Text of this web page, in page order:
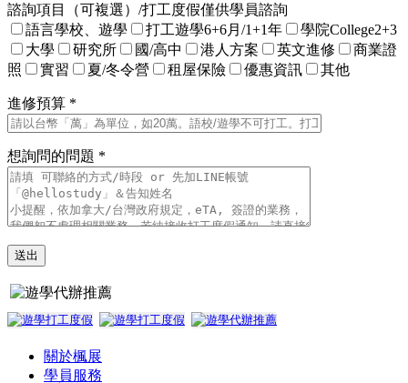
諮詢項目（可複選）/打工度假僅供學員諮詢
語言學校、遊學
打工遊學6+6月/1+1年
學院College2+3
大學
研究所 國/高中 港人方案 英文進修
商業證
照
實習 夏/冬令營 租屋保險 優惠資訊 其他
進修預算 *
想詢問的問題 *
關於楓展
學員服務